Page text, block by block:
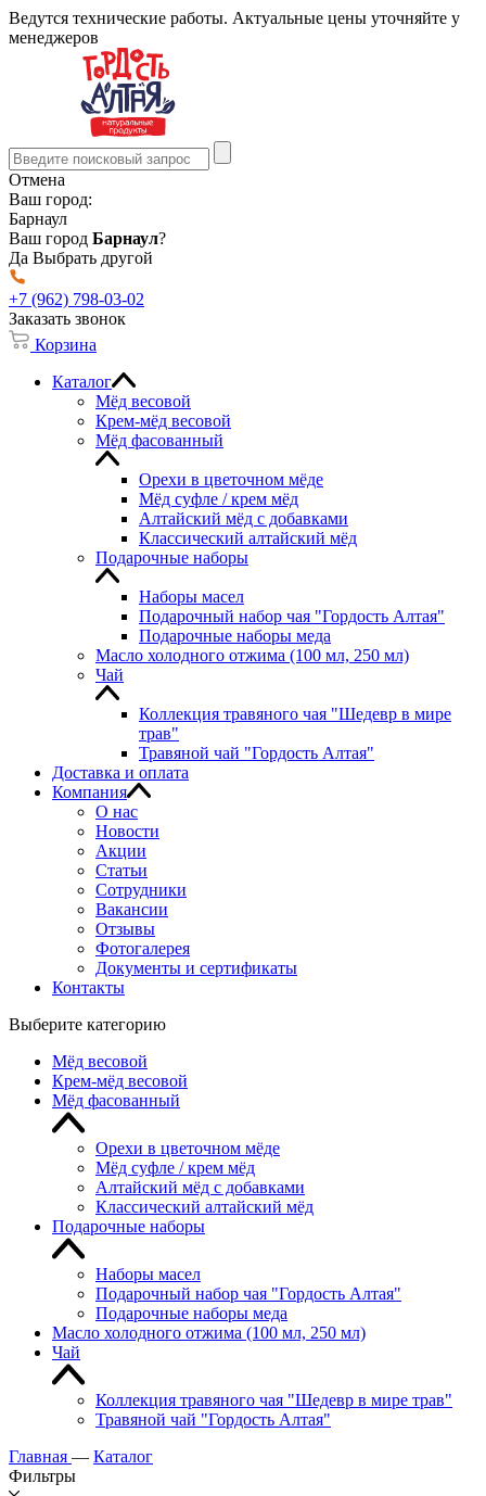
Ведутся технические работы. Актуальные цены уточняйте у
менеджеров
Отмена
Ваш город:
Барнаул
Ваш город Барнаул?
Да Выбрать другой
+7 (962) 798-03-02
Заказать звонок
Корзина
Каталог
Мёд весовой
Крем-мёд весовой
Мёд фасованный
Орехи в цветочном мёде
Мёд суфле / крем мёд
Алтайский мёд с добавками
Классический алтайский мёд
Подарочные наборы
Наборы масел
Подарочный набор чая "Гордость Алтая"
Подарочные наборы меда
Масло холодного отжима (100 мл, 250 мл)
Чай
Коллекция травяного чая "Шедевр в мире
трав"
Травяной чай "Гордость Алтая"
Доставка и оплата
Компания
О нас
Новости
Акции
Статьи
Сотрудники
Вакансии
Отзывы
Фотогалерея
Документы и сертификаты
Контакты
Выберите категорию
Мёд весовой
Крем-мёд весовой
Мёд фасованный
Орехи в цветочном мёде
Мёд суфле / крем мёд
Алтайский мёд с добавками
Классический алтайский мёд
Подарочные наборы
Наборы масел
Подарочный набор чая "Гордость Алтая"
Подарочные наборы меда
Масло холодного отжима (100 мл, 250 мл)
Чай
Коллекция травяного чая "Шедевр в мире трав"
Травяной чай "Гордость Алтая"
Главная — Каталог
Фильтры